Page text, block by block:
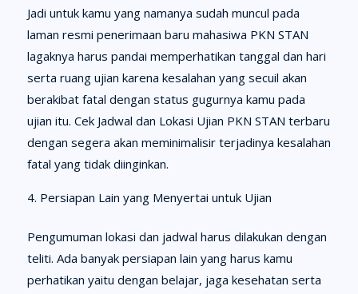
Jadi untuk kamu yang namanya sudah muncul pada
laman resmi penerimaan baru mahasiwa PKN STAN
lagaknya harus pandai memperhatikan tanggal dan hari
serta ruang ujian karena kesalahan yang secuil akan
berakibat fatal dengan status gugurnya kamu pada
ujian itu. Cek Jadwal dan Lokasi Ujian PKN STAN terbaru
dengan segera akan meminimalisir terjadinya kesalahan
fatal yang tidak diinginkan.
Persiapan Lain yang Menyertai untuk Ujian
Pengumuman lokasi dan jadwal harus dilakukan dengan
teliti. Ada banyak persiapan lain yang harus kamu
perhatikan yaitu dengan belajar, jaga kesehatan serta